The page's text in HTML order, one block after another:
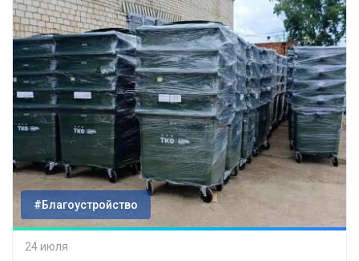
#Благоустройство
24 июля